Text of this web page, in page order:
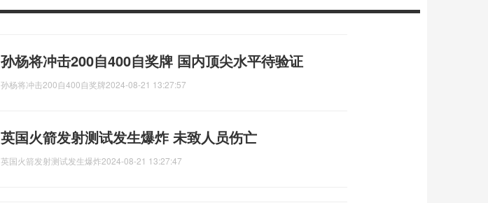
孙杨将冲击200自400自奖牌 国内顶尖水平待验证
孙杨将冲击200自400自奖牌2024-08-21 13:27:57
英国火箭发射测试发生爆炸 未致人员伤亡
英国火箭发射测试发生爆炸2024-08-21 13:27:47